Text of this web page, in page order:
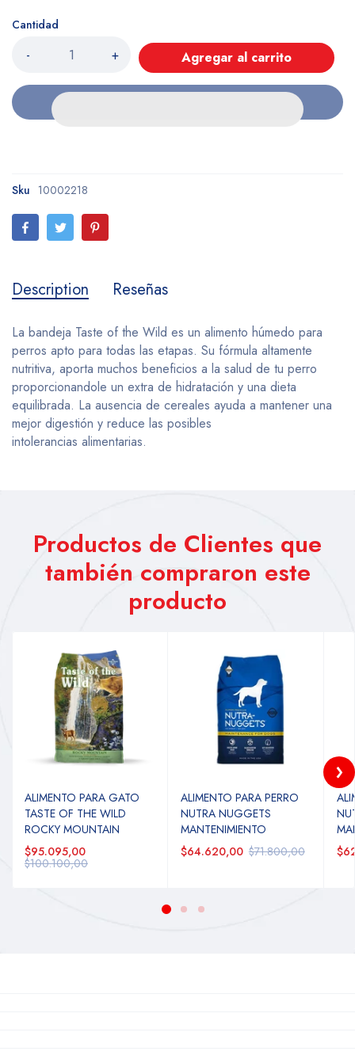
Cantidad
- + Agregar al carrito
Sku 10002218
Description Reseñas
La bandeja Taste of the Wild es un alimento húmedo para
perros apto para todas las etapas. Su fórmula altamente
nutritiva, aporta muchos beneficios a la salud de tu perro
proporcionandole un extra de hidratación y una dieta
equilibrada. La ausencia de cereales ayuda a mantener una
mejor digestión y reduce las posibles
intolerancias alimentarias.
Productos de Clientes que
también compraron este
producto
ALIMENTO PARA GATO
TASTE OF THE WILD
ROCKY MOUNTAIN
$95.095,00
$100.100,00
ALIMENTO PARA PERRO
NUTRA NUGGETS
MANTENIMIENTO
$64.620,00 $71.800,00